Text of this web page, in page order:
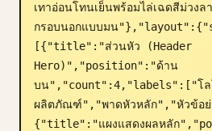
เทาอ่อนโทนเย็นพร้อมไล่เฉดสีม่วง
กรอบนอกแบบมน
[{"title":"ส่วนหัว (Header
Hero)","position":"ด้าน
บน","count":4,"labels":["โลโ
ผลิตภัณฑ์","พาดหัวหลัก","หัวข้อ
{"title":"แผงแสดงผลหลัก